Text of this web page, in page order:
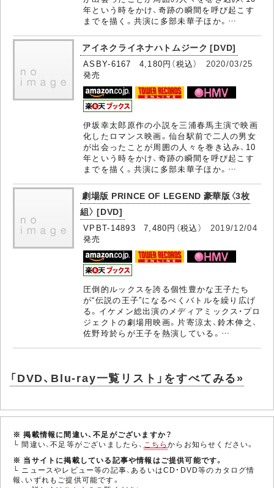
年という時をかけ、奇跡の瞬間を呼び起こす
までを描く。共演に多部未華子ほか。…
アイネクライネナハトムジーク [DVD]
ASBY-6167 4,180円（税込） 2020/03/25
発売
伊坂幸太郎原作の小説を三浦春馬主演で映画
化したロマンス映画。仙台駅前で二人の男女
が出会ったことが周囲の人々を巻き込み、10
年という時をかけ、奇跡の瞬間を呼び起こす
までを描く。共演に多部未華子ほか。…
劇場版 PRINCE OF LEGEND 豪華版〈3枚
組〉 [DVD]
VPBT-14893 7,480円（税込） 2019/12/04
発売
圧倒的ルックスを誇る個性豊かな王子たち
が“伝説の王子”になるべくバトルを繰り広げ
る。イケメン総出演のメディアミックス・プロ
ジェクトの劇場用映画。片寄涼太、鈴木伸之、
佐野玲於らが王子を熱演している。…
「DVD、Blu-ray一覧リスト」をすべてみる»
※ 掲載情報に間違い、不足がございますか？
└ 間違い、不足等がございましたら、 こちらからお知らせください。
※ 当サイトに掲載している記事や情報はご提供可能です。
└ ニュースやレビュー等の記事、あるいはCD・DVD等のカタログ情
報、いずれもご提供可能です。